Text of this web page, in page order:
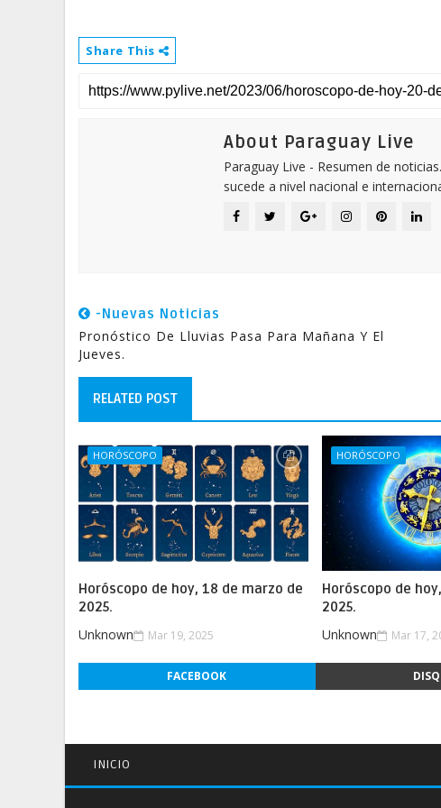
Share This
About Paraguay Live
Paraguay Live - Resumen de
sucede a nivel nacional e
-Nuevas Noticias
Pronóstico De Lluvias Pasa Para Mañana Y El
Jueves.
RELATED POST
HORÓSCOPO
Horóscopo de hoy, 18 de marzo de
2025.
Unknown Mar 19, 2025
HORÓSCOPO
Horóscopo de
2025.
Unknown Mar 17,
FACEBOOK
INICIO